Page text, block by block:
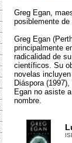
Greg Egan,
posiblemente
Greg Egan
principalmente
radicalidad de
científicos. Su
novelas
Diáspora
Egan no asiste
nombre.